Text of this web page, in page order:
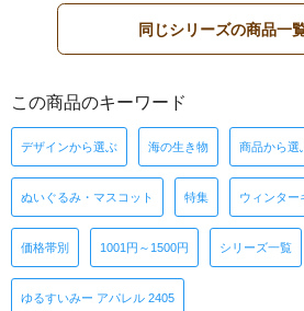
同じシリーズの商品一
この商品のキーワード
デザインから選ぶ 海の生き物 商品から選
ぬいぐるみ・マスコット 特集 ウィンター
価格帯別 1001円～1500円 シリーズ一覧
ゆるすいみー アパレル 2405